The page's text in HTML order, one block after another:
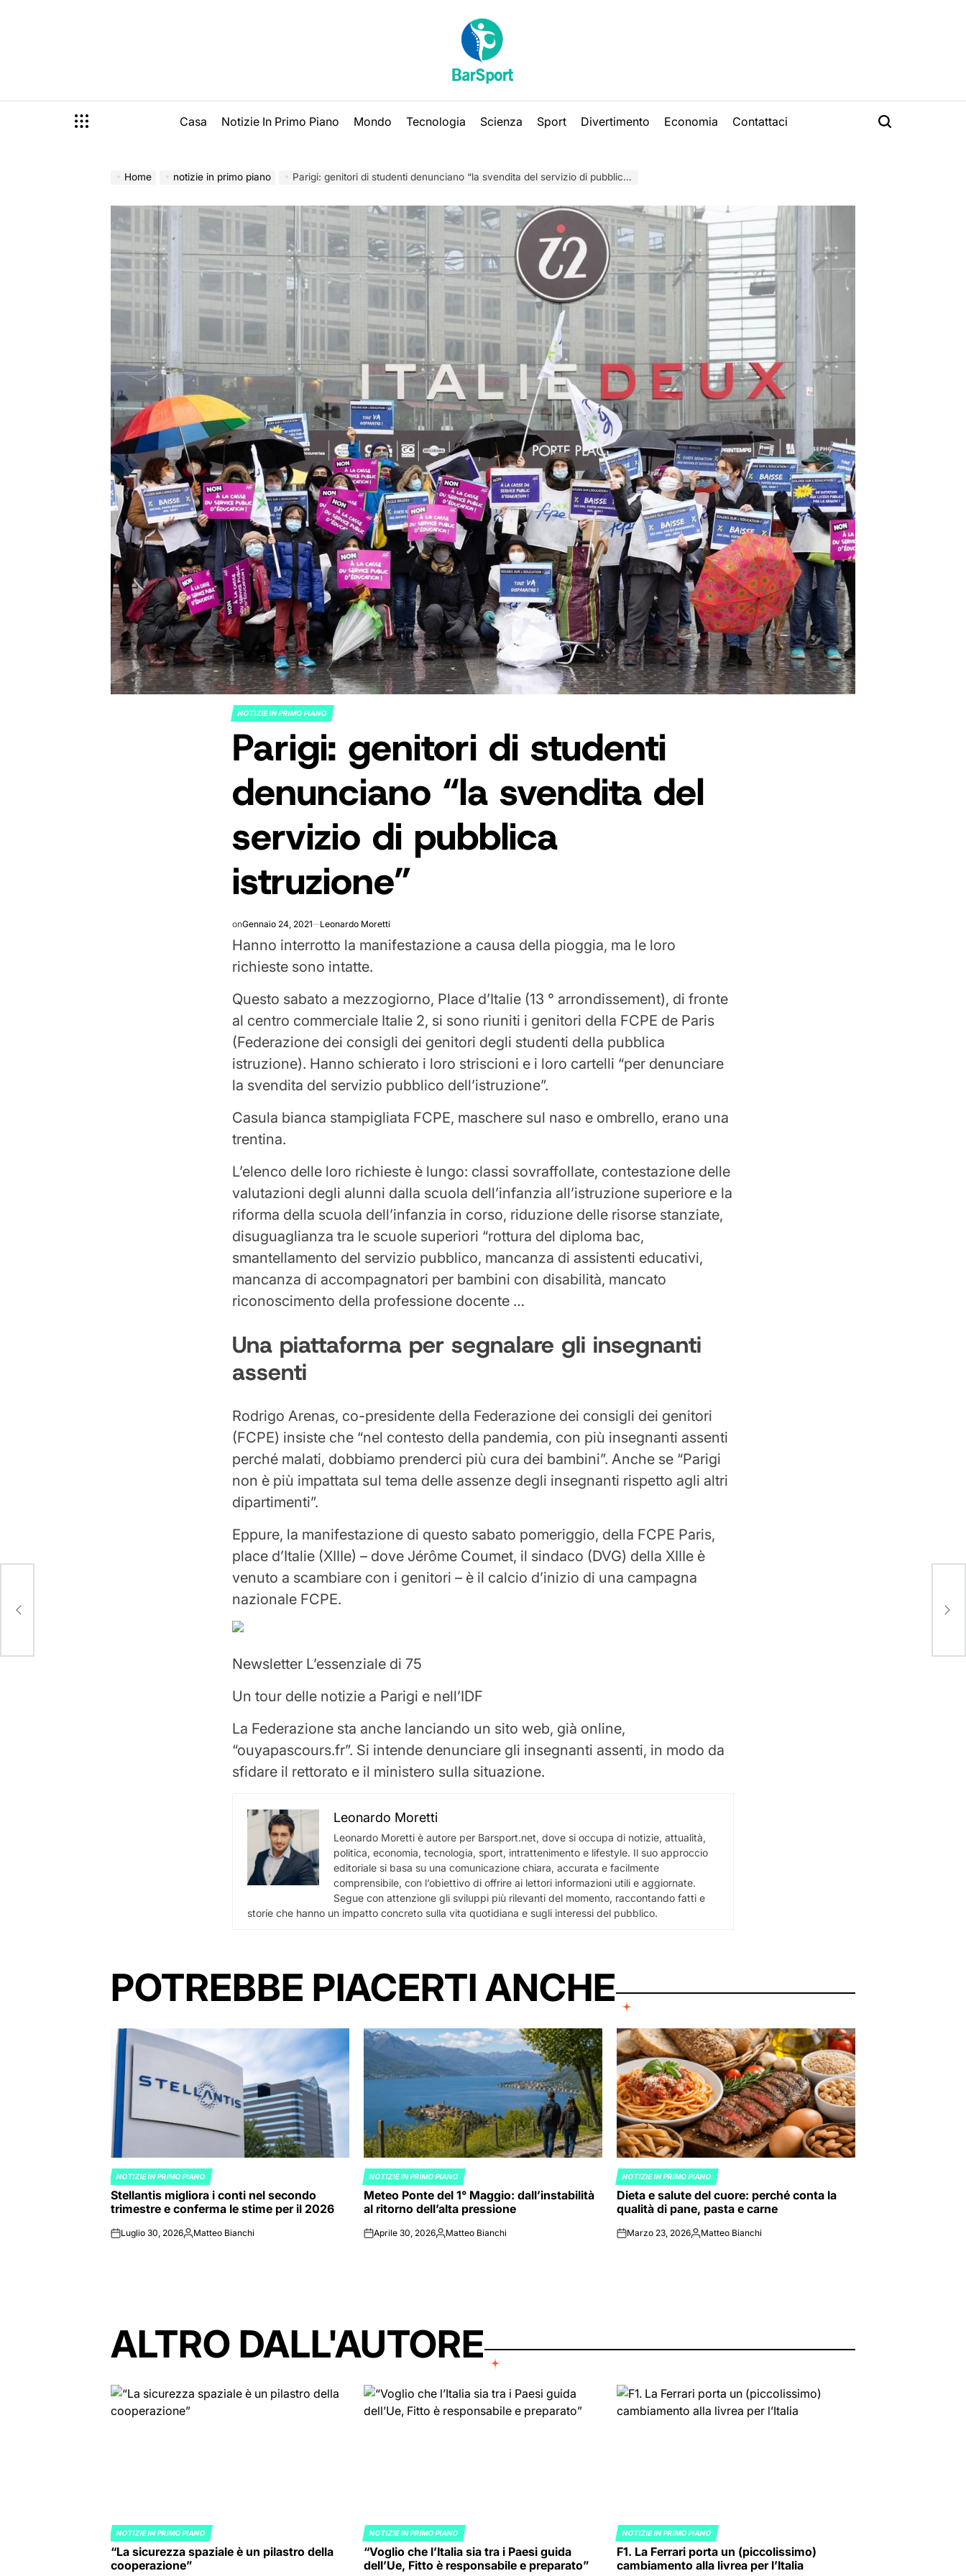
Casa Notizie In Primo Piano Mondo Tecnologia Scienza Sport Divertimento Economia Contattaci
Home notizie in primo piano Parigi: genitori di studenti denunciano “la svendita del servizio di pubblica istruzione”
POSTED
IN
NOTIZIE IN PRIMO PIANO
Parigi: genitori di studenti
denunciano “la svendita del
servizio di pubblica
istruzione”
onGennaio 24, 2021 Leonardo Moretti
Hanno interrotto la manifestazione a causa della pioggia, ma le loro
richieste sono intatte.
Questo sabato a mezzogiorno, Place d’Italie (13 ° arrondissement), di fronte
al centro commerciale Italie 2, si sono riuniti i genitori della FCPE de Paris
(Federazione dei consigli dei genitori degli studenti della pubblica
istruzione). Hanno schierato i loro striscioni e i loro cartelli “per denunciare
la svendita del servizio pubblico dell’istruzione”.
Casula bianca stampigliata FCPE, maschere sul naso e ombrello, erano una
trentina.
L’elenco delle loro richieste è lungo: classi sovraffollate, contestazione delle
valutazioni degli alunni dalla scuola dell’infanzia all’istruzione superiore e la
riforma della scuola dell’infanzia in corso, riduzione delle risorse stanziate,
disuguaglianza tra le scuole superiori “rottura del diploma bac,
smantellamento del servizio pubblico, mancanza di assistenti educativi,
mancanza di accompagnatori per bambini con disabilità, mancato
riconoscimento della professione docente …
Una piattaforma per segnalare gli insegnanti
assenti
Rodrigo Arenas, co-presidente della Federazione dei consigli dei genitori
(FCPE) insiste che “nel contesto della pandemia, con più insegnanti assenti
perché malati, dobbiamo prenderci più cura dei bambini”. Anche se “Parigi
non è più impattata sul tema delle assenze degli insegnanti rispetto agli altri
dipartimenti”.
Eppure, la manifestazione di questo sabato pomeriggio, della FCPE Paris,
place d’Italie (XIIIe) – dove Jérôme Coumet, il sindaco (DVG) della XIIIe è
venuto a scambiare con i genitori – è il calcio d’inizio di una campagna
nazionale FCPE.
Newsletter L’essenziale di 75
Un tour delle notizie a Parigi e nell’IDF
La Federazione sta anche lanciando un sito web, già online,
“ouyapascours.fr”. Si intende denunciare gli insegnanti assenti, in modo da
sfidare il rettorato e il ministero sulla situazione.
Leonardo Moretti
Leonardo Moretti è autore per Barsport.net, dove si occupa di notizie, attualità,
politica, economia, tecnologia, sport, intrattenimento e lifestyle. Il suo approccio
editoriale si basa su una comunicazione chiara, accurata e facilmente
comprensibile, con l’obiettivo di offrire ai lettori informazioni utili e aggiornate.
Segue con attenzione gli sviluppi più rilevanti del momento, raccontando fatti e
storie che hanno un impatto concreto sulla vita quotidiana e sugli interessi del pubblico.
POTREBBE PIACERTI ANCHE
POSTED
IN
NOTIZIE IN PRIMO PIANO
Stellantis migliora i conti nel secondo
trimestre e conferma le stime per il 2026
onLuglio 30, 2026Posted
Matteo Bianchi
POSTED
IN
NOTIZIE IN PRIMO PIANO
Meteo Ponte del 1° Maggio: dall’instabilità
al ritorno dell’alta pressione
onAprile 30, 2026Posted
Matteo Bianchi
POSTED
IN
NOTIZIE IN PRIMO PIANO
Dieta e salute del cuore: perché conta la
qualità di pane, pasta e carne
onMarzo 23, 2026Posted
Matteo Bianchi
ALTRO DALL'AUTORE
POSTED
IN
NOTIZIE IN PRIMO PIANO
“La sicurezza spaziale è un pilastro della
cooperazione”
POSTED
IN
NOTIZIE IN PRIMO PIANO
“Voglio che l’Italia sia tra i Paesi guida
dell’Ue, Fitto è responsabile e preparato”
POSTED
IN
NOTIZIE IN PRIMO PIANO
F1. La Ferrari porta un (piccolissimo)
cambiamento alla livrea per l’Italia
3